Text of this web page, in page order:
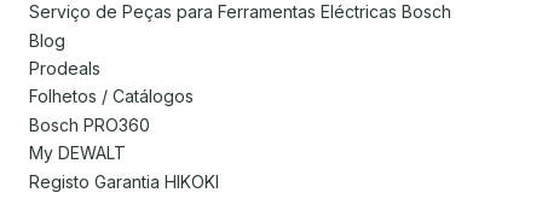
Serviço de Peças para Ferramentas Eléctricas Bosch
Blog
Prodeals
Folhetos / Catálogos
Bosch PRO360
My DEWALT
Registo Garantia HIKOKI